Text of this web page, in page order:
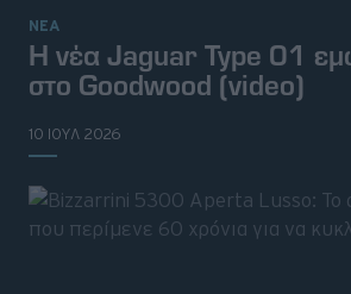
ΝΕΑ
Η νέα Jaguar Type 01
στο Goodwood (video)
10 ΙΟΥΛ 2026